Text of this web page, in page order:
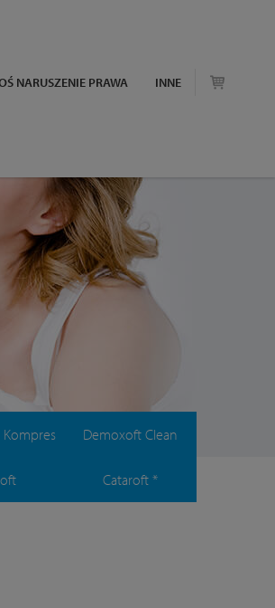
NARUSZENIE PRAWA INNE
Kompres
oczy*
Demoxoft Clean
Cataroft *